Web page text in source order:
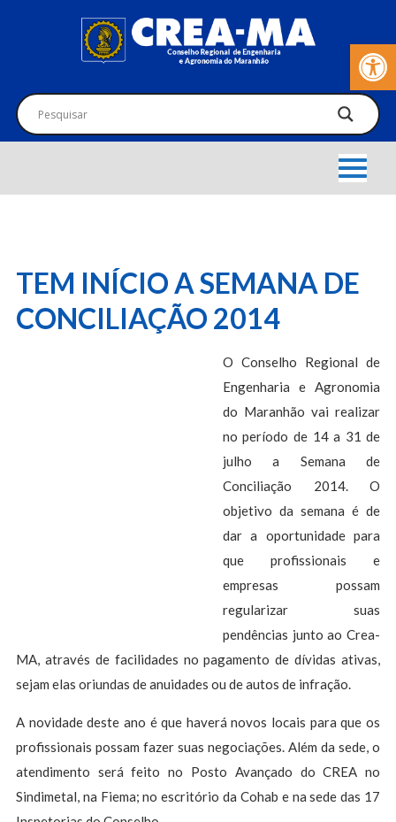
Barra de
TEM INÍCIO A SEMANA DE
CONCILIAÇÃO 2014
O Conselho Regional de
Engenharia e Agronomia
do Maranhão vai realizar
no período de 14 a 31 de
julho a Semana de
Conciliação 2014. O
objetivo da semana é de
dar a oportunidade para
que profissionais e
empresas possam
regularizar suas
pendências junto ao Crea-
MA, através de facilidades no pagamento de dívidas ativas,
sejam elas oriundas de anuidades ou de autos de infração.
A novidade deste ano é que haverá novos locais para que os
profissionais possam fazer suas negociações. Além da sede, o
atendimento será feito no Posto Avançado do CREA no
Sindimetal, na Fiema; no escritório da Cohab e na sede das 17